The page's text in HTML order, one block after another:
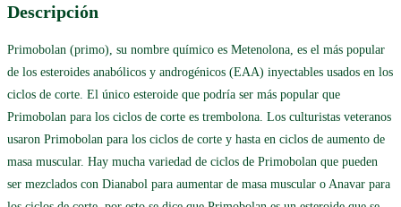
Descripción
Primobolan (primo), su nombre químico es Metenolona, es el más popular
de los esteroides anabólicos y androgénicos (EAA) inyectables usados en los
ciclos de corte. El único esteroide que podría ser más popular que
Primobolan para los ciclos de corte es trembolona. Los culturistas veteranos
usaron Primobolan para los ciclos de corte y hasta en ciclos de aumento de
masa muscular. Hay mucha variedad de ciclos de Primobolan que pueden
ser mezclados con Dianabol para aumentar de masa muscular o Anavar para